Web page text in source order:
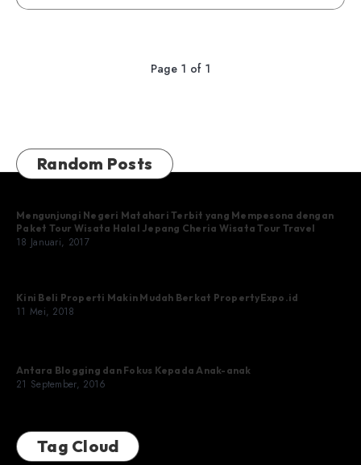
Page 1 of 1
Random Posts
Mengunjungi Negeri Matahari Terbit yang Mempesona dengan
Paket Tour Wisata Halal Jepang Cheria Wisata Tour Travel
18 Januari, 2017
Kini Beli Properti Makin Mudah Berkat PropertyExpo.id
11 Mei, 2018
Antara Blogging dan Fokus Kepada Anak-anak
21 September, 2016
Tag Cloud